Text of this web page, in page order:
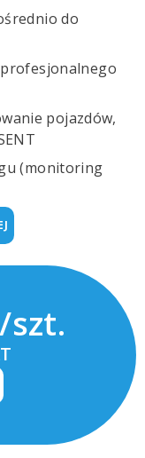
szt.
do
pojazdów,
(monitoring